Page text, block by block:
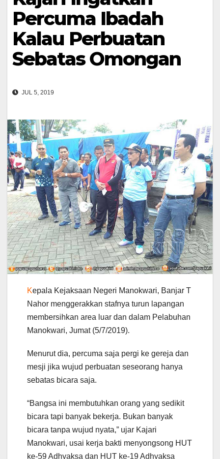
Percuma Ibadah
Kalau Perbuatan
Sebatas Omongan
JUL 5, 2019
Kepala Kejaksaan Negeri Manokwari, Banjar T
Nahor menggerakkan stafnya turun lapangan
membersihkan area luar dan dalam Pelabuhan
Manokwari, Jumat (5/7/2019).
Menurut dia, percuma saja pergi ke gereja dan
mesji jika wujud perbuatan seseorang hanya
sebatas bicara saja.
“Bangsa ini membutuhkan orang yang sedikit
bicara tapi banyak bekerja. Bukan banyak
bicara tanpa wujud nyata,” ujar Kajari
Manokwari, usai kerja bakti menyongsong HUT
ke-59 Adhyaksa dan HUT ke-19 Adhyaksa